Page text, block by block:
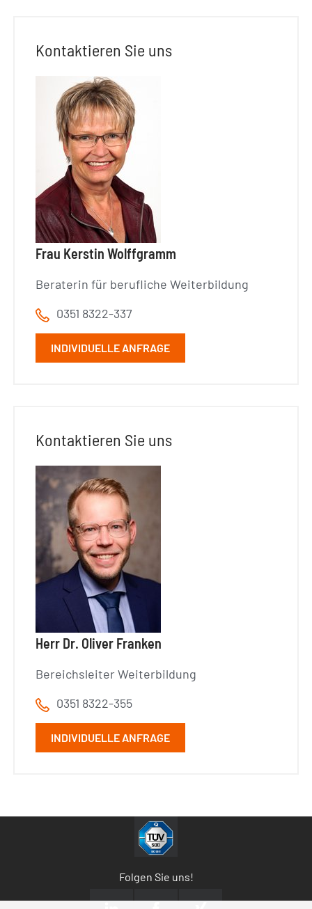
Kontaktieren Sie uns
Frau Kerstin Wolffgramm
Beraterin für berufliche Weiterbildung
0351 8322-337
INDIVIDUELLE ANFRAGE
Kontaktieren Sie uns
Herr Dr. Oliver Franken
Bereichsleiter Weiterbildung
0351 8322-355
INDIVIDUELLE ANFRAGE
Folgen Sie uns!